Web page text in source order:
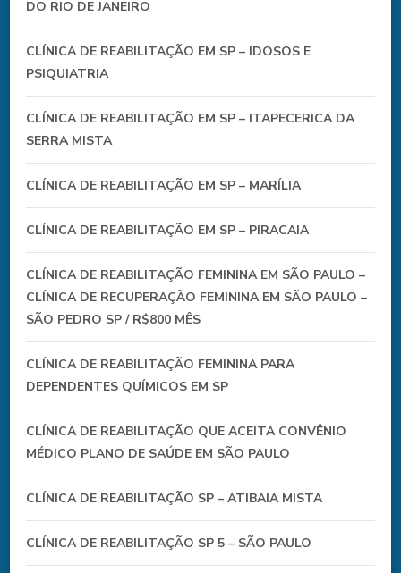
DO RIO DE JANEIRO
CLÍNICA DE REABILITAÇÃO EM SP – IDOSOS E
PSIQUIATRIA
CLÍNICA DE REABILITAÇÃO EM SP – ITAPECERICA DA
SERRA MISTA
CLÍNICA DE REABILITAÇÃO EM SP – MARÍLIA
CLÍNICA DE REABILITAÇÃO EM SP – PIRACAIA
CLÍNICA DE REABILITAÇÃO FEMININA EM SÃO PAULO –
CLÍNICA DE RECUPERAÇÃO FEMININA EM SÃO PAULO –
SÃO PEDRO SP / R$800 MÊS
CLÍNICA DE REABILITAÇÃO FEMININA PARA
DEPENDENTES QUÍMICOS EM SP
CLÍNICA DE REABILITAÇÃO QUE ACEITA CONVÊNIO
MÉDICO PLANO DE SAÚDE EM SÃO PAULO
CLÍNICA DE REABILITAÇÃO SP – ATIBAIA MISTA
CLÍNICA DE REABILITAÇÃO SP 5 – SÃO PAULO